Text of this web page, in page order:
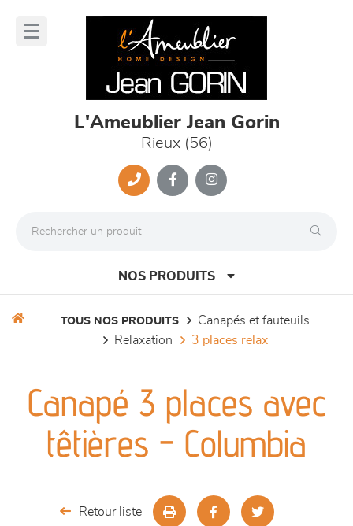
L'Ameublier Jean Gorin
Rieux (56)
NOS PRODUITS
séjours
meubles de complément
TOUS NOS PRODUITS
canapés et fauteuils
relaxation
3 places relax
Canapé 3 places avec
têtières - Columbia
Retour liste